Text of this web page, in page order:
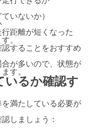
いないか）
距離が短くなった
。
することをおすすめ
が多いので、状態が
す。
いるか確認す
満たしている必要が
しましょう：